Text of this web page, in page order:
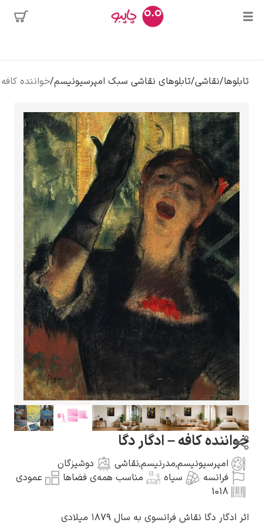
دالی
محبوب‌ترین
هنرمندان
کلود مونه
ونسان ون گوگ
گوستاو کلیمت
ادوارد مونک
کامی پیسارو
نقاشی/تابلوهای نقاشی سبک امپرسیونیسم/خواننده کافه – ادگار دگا
کافه – ادگار دگا
,مدرنیسم,نقاشی
دوشیزگان
سیاه مناسب همه‌ی فضاها
عمودی
نقاش فرانسوی به سال ۱۸۷۹ میلادی